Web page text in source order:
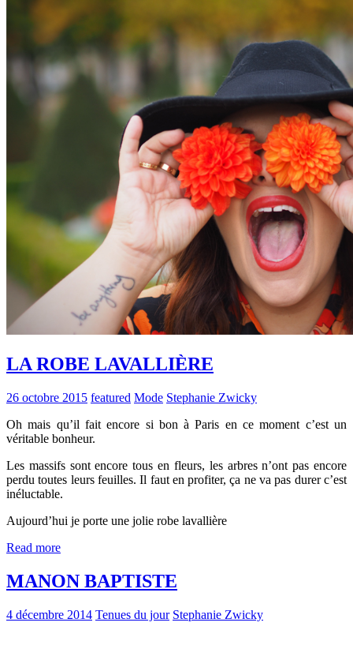
LA ROBE LAVALLIÈRE
26 octobre 2015 featured Mode Stephanie Zwicky
Oh mais qu’il fait encore si bon à Paris en ce moment c’est un
véritable bonheur.
Les massifs sont encore tous en fleurs, les arbres n’ont pas encore
perdu toutes leurs feuilles. Il faut en profiter, ça ne va pas durer c’est
inéluctable.
Aujourd’hui je porte une jolie robe lavallière
Read more
MANON BAPTISTE
4 décembre 2014 Tenues du jour Stephanie Zwicky